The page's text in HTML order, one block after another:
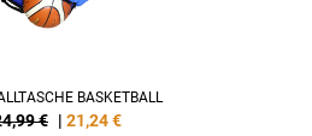
BASKETBALL
€ | 21,24€